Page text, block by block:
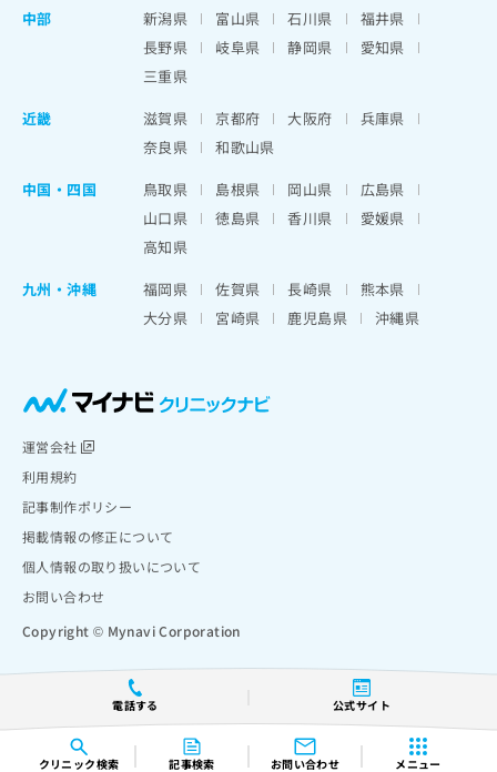
クリニック検索 記事検索 お問い合わせ メニュー
電話する 公式サイト
中部
新潟県 富山県 石川県
福井県
長野県
岐阜県 静岡県
愛知県
三重県
近畿
滋賀県 京都府 大阪府
兵庫県
奈良県
和歌山県
中国・四国
鳥取県 島根県 岡山県
広島県
山口県
徳島県 香川県
愛媛県
高知県
九州・沖縄
福岡県 佐賀県 長崎県
熊本県
大分県
宮崎県 鹿児島県 沖縄県
運営会社
利用規約
記事制作ポリシー
掲載情報の修正について
個人情報の取り扱いについて
お問い合わせ
Copyright © Mynavi Corporation